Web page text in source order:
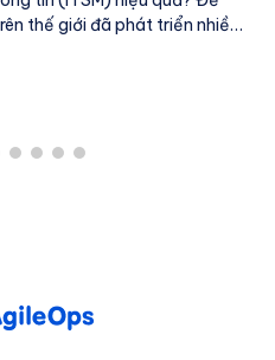
thế giới đã phát triển nhiều